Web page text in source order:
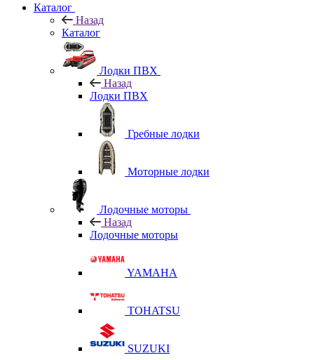
Каталог
Назад
Каталог
Лодки ПВХ
Назад
Лодки ПВХ
Гребные лодки
Моторные лодки
Лодочные моторы
Назад
Лодочные моторы
YAMAHA
TOHATSU
SUZUKI